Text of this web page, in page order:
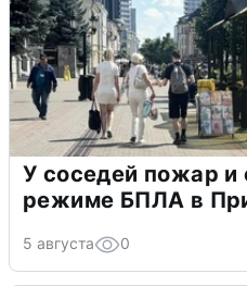
У соседей пожар и
режиме БПЛА в
5 августа 0